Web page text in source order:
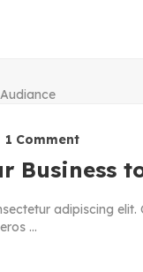
1 Comment
Business
adipiscing
...